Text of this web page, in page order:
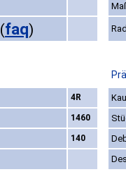
(faq)
4R
1460
140